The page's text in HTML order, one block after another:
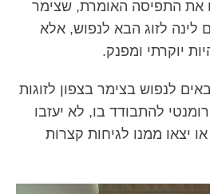
את התפיסה האומרת, שצימר
לינה לזוג הבא לנפוש, אלא
יוקרתי ומפנק.
לנפוש בצימר בצפון לזוגות
להתבודד בו, לא יעזבו
יצאו ממנו לגיחות קצרות